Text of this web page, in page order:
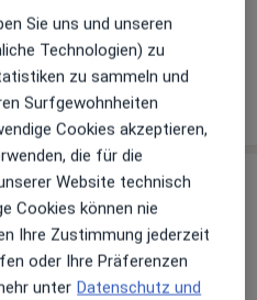
anzeigen
anzeigen
über die Adresse
Sie uns und unseren
Technologien) zu
zu sammeln und
Surfgewohnheiten
Cookies akzeptieren,
die für die
Website technisch
Cookies können nie
Ihre Zustimmung jederzeit
oder Ihre Präferenzen
unter Datenschutz und